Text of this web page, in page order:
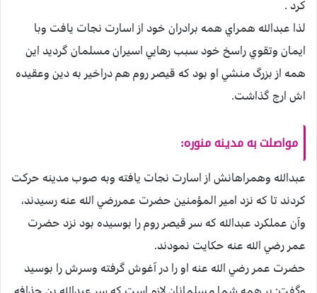
كرد .
لذا عبدالله همراي همه برادران خود از اسارت نجات يافت وبا
ايمان وتقوي راسخ خود سبب رهايي اسيران مسلمان گرديد اين
همه از بزرگ منشي او بود كه قيصر روم هم دراخير به دين وعقيده
اش ارج گذاشت.
مواصلت به مدينه منوره:
عبدالله وهمراهانش از اسارت نجات يافته وبه صوب مدينه حركت
كردند تا كه نزد امير المؤمنين حضرت عمررضي الله عنه رسيدند،
وآن عملكرد عبدالله كه سر قيصر روم را بوسيده بود نزد حضرت
عمر رضي الله عنه حكايت نمودند.
حضرت عمر رضي الله عنه او را در آغوش گرفته وسرش را بوسيد